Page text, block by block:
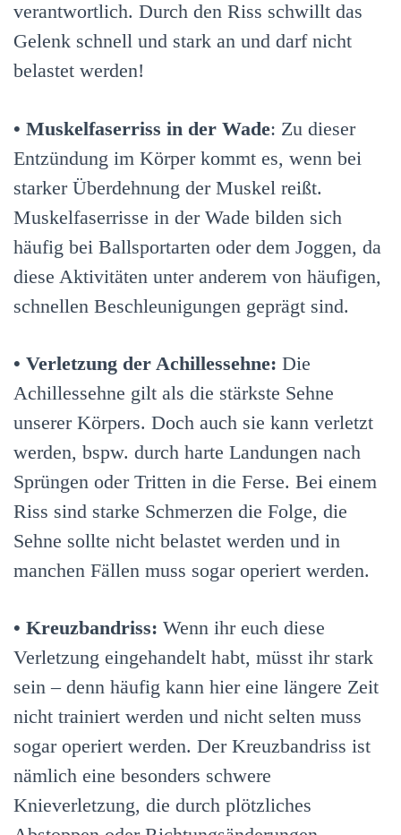
verantwortlich. Durch den Riss schwillt das
Gelenk schnell und stark an und darf nicht
belastet werden!
• Muskelfaserriss in der Wade: Zu dieser
Entzündung im Körper kommt es, wenn bei
starker Überdehnung der Muskel reißt.
Muskelfaserrisse in der Wade bilden sich
häufig bei Ballsportarten oder dem Joggen, da
diese Aktivitäten unter anderem von häufigen,
schnellen Beschleunigungen geprägt sind.
• Verletzung der Achillessehne: Die
Achillessehne gilt als die stärkste Sehne
unserer Körpers. Doch auch sie kann verletzt
werden, bspw. durch harte Landungen nach
Sprüngen oder Tritten in die Ferse. Bei einem
Riss sind starke Schmerzen die Folge, die
Sehne sollte nicht belastet werden und in
manchen Fällen muss sogar operiert werden.
• Kreuzbandriss: Wenn ihr euch diese
Verletzung eingehandelt habt, müsst ihr stark
sein – denn häufig kann hier eine längere Zeit
nicht trainiert werden und nicht selten muss
sogar operiert werden. Der Kreuzbandriss ist
nämlich eine besonders schwere
Knieverletzung, die durch plötzliches